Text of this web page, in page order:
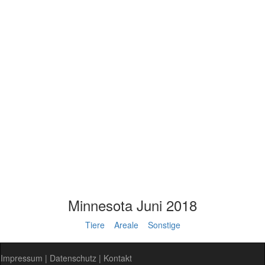
Minnesota Juni 2018
Tiere Areale Sonstige
Impressum | Datenschutz | Kontakt